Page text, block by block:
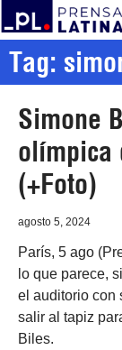
Tag:
Simone
olímpica
(+Foto)
agosto 5, 2024
París, 5 ago
lo que parece,
el auditorio con
salir al tapiz
Biles.